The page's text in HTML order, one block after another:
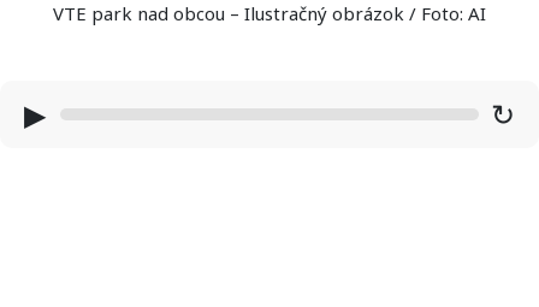
VTE park nad obcou – Ilustračný obrázok / Foto: AI
▶ ↻